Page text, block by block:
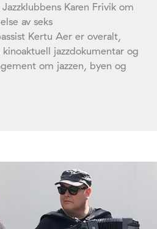
Karen Frivik om
av seks
Kertu Aer er overalt,
jazzdokumentar og
om jazzen, byen og